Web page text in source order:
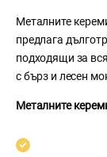
Металните
предлага
подходящи за
с бърз и лесен
Металните